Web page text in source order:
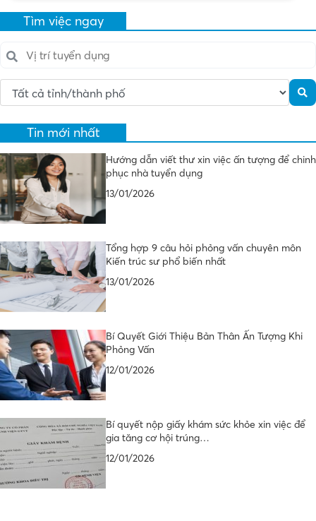
Tìm việc ngay
Tin mới nhất
Hướng dẫn viết thư xin việc ấn tượng để chinh
phục nhà tuyển dụng
13/01/2026
Tổng hợp 9 câu hỏi phỏng vấn chuyên môn
Kiến trúc sư phổ biến nhất
13/01/2026
Bí Quyết Giới Thiệu Bản Thân Ấn Tượng Khi
Phỏng Vấn
12/01/2026
Bí quyết nộp giấy khám sức khỏe xin việc để
gia tăng cơ hội trúng…
12/01/2026